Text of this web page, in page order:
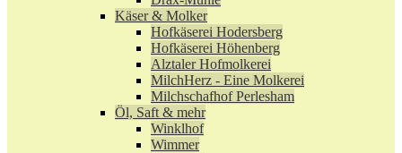
Käser & Molker
Hofkäserei Hodersberg
Hofkäserei Höhenberg
Alztaler Hofmolkerei
MilchHerz - Eine Molkerei
Milchschafhof Perlesham
Öl, Saft & mehr
Winklhof
Wimmer